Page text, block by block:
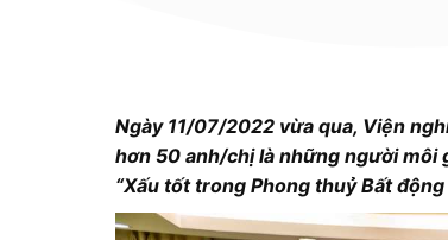
Ngày 11/07/2022 vừa qua, Viện
hơn 50 anh/chị là những người môi
“Xấu tốt trong Phong thuỷ Bất động